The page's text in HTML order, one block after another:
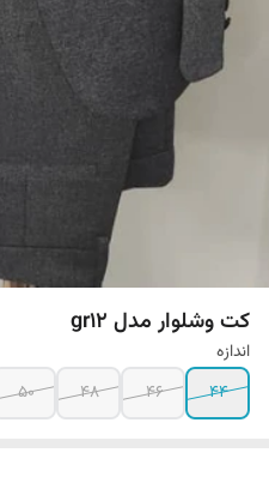
کت وشلوار مدل gr12
اندازه
44
46
48
50